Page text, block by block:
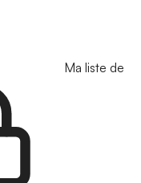
Ma liste de